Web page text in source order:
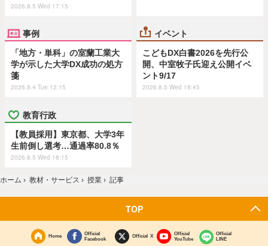
2026.8.5 Wed 17:15
事例
「地方・単科」の室蘭工業大
学が示した大学DX成功の処方
箋
2026.8.4 Tue 12:15
イベント
こどもDX白書2026を先行公
開、中室牧子氏迎え公開イベ
ント9/17
2026.8.5 Wed 18:45
教育行政
【教員採用】東京都、大学3年
生前倒し選考…通過率80.8％
2026.8.5 Wed 18:15
ホーム › 教材・サービス › 授業 › 記事
TOP
Home
Official
Facebook
Official X
Official
YouTube
Official
LINE